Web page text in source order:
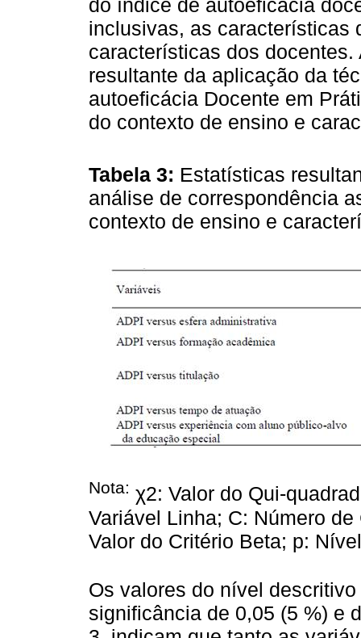
inclusivas, as características
características dos
resultante da aplicação da
autoeficácia Docente em
do contexto de ensino e
Tabela 3: Estatísticas
análise de correspondência
contexto de ensino e
Nota: χ2: Valor do Qui-
Variável Linha; C: Número
Valor do Critério Beta; p:
Os valores do nível
significância de 0,05 (5 %) e